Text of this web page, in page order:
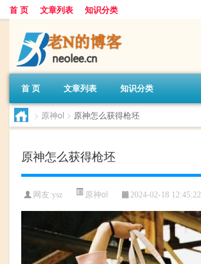
首 页 文章列表 知识分类
首 页 文章列表 知识分类
> 原神ol > 原神怎么获得枪坯
原神怎么获得枪坯
网友:ysz 原神ol 2024-02-18 12:45:22